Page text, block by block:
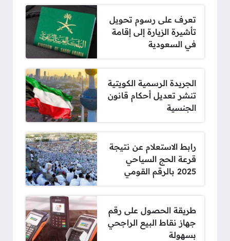
تعرف على رسوم تحويل
تأشيرة الزيارة إلى إقامة
في السعودية
الجريدة الرسمية الكويتية
تنشر تعديل أحكام قانون
الجنسية
رابط الاستعلام عن نتيجة
قرعة الحج السياحي
2025 بالرقم القومي
طريقة الحصول على رقم
جهاز نقاط البيع الراجحي
بسهولة